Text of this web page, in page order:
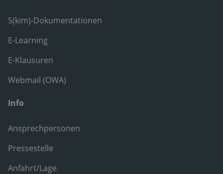
S(kim)-Dokumentationen
E-Learning
E-Klausuren
Webmail (OWA)
Info
Ansprechpersonen
Pressestelle
Anfahrt/Lage